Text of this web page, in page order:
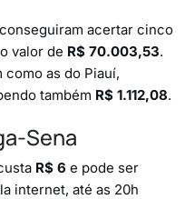
acertar cinco
valor de R$ 70.003,53.
como as do Piauí,
também R$ 1.112,08.
Sena
R$ 6 e pode ser
internet, até as 20h